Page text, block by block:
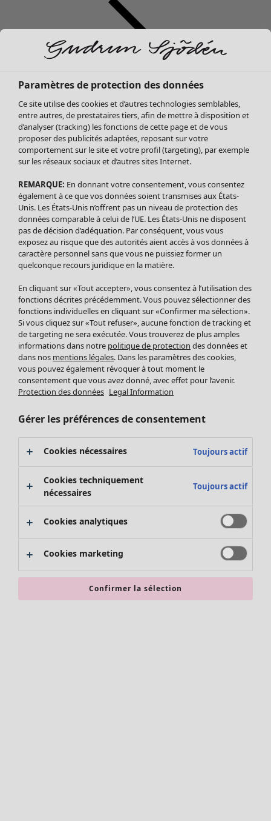
Soldes Vêtements
Tous les vêtements
Robes
Tuniques
Blouses
Tops
Gilets
Pantalon
Jupes
Leggings et collants
Accessoires
Chaussures
Vêtements de bain
Basics
Soldes Mobilier
Bonnes affaires déco
Décoration
Textiles
Tapis
Éponge
Promos SOLDES
Les promos de Gudrun Sjödén
Nouvel arrivage
Bonnes affaires en soldes - jusqu'à -70
Paramètres de protection des données
Ce site utilise des cookies et d’autres technologies semblables,
entre autres, de prestataires tiers, afin de mettre à disposition et
d’analyser (tracking) les fonctions de cette page et de vous
proposer des publicités adaptées, reposant sur votre
comportement sur le site et votre profil (targeting), par exemple
sur les réseaux sociaux et d’autres sites Internet.
REMARQUE: En donnant votre consentement, vous consentez
également à ce que vos données soient transmises aux États-
Unis. Les États-Unis n’offrent pas un niveau de protection des
données comparable à celui de l’UE. Les États-Unis ne disposent
pas de décision d’adéquation. Par conséquent, vous vous
exposez au risque que des autorités aient accès à vos données à
caractère personnel sans que vous ne puissiez former un
quelconque recours juridique en la matière.
En cliquant sur «Tout accepter», vous consentez à l’utilisation des
fonctions décrites précédemment. Vous pouvez sélectionner des
fonctions individuelles en cliquant sur «Confirmer ma sélection».
Si vous cliquez sur «Tout refuser», aucune fonction de tracking et
de targeting ne sera exécutée. Vous trouverez de plus amples
informations dans notre politique de protection des données et
dans nos mentions légales. Dans les paramètres des cookies,
vous pouvez également révoquer à tout moment le
consentement que vous avez donné, avec effet pour l’avenir.
Protection des données Legal Information
Gérer les préférences de consentement
Cookies nécessaires Toujours actif
Cookies techniquement
nécessaires
Toujours actif
Cookies analytiques
Cookies marketing
Confirmer la sélection